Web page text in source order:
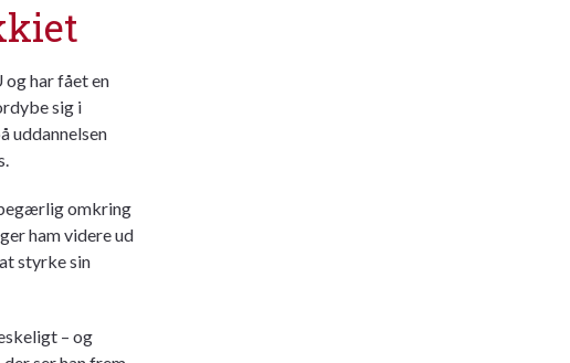
har fået en
sig i
uddannelsen
omkring
ham videre ud
styrke sin
– og